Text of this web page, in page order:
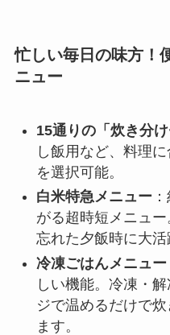
忙しい毎日の味方！
ニュー
15通りの「炊き分け
し飯用など、料理
を選択可能。
白米特急メニュー
がる超時短メニュ
忘れた夕飯時に大活
冷凍ごはんメニュー
しい機能。冷凍・
ジで温めるだけで
ます。